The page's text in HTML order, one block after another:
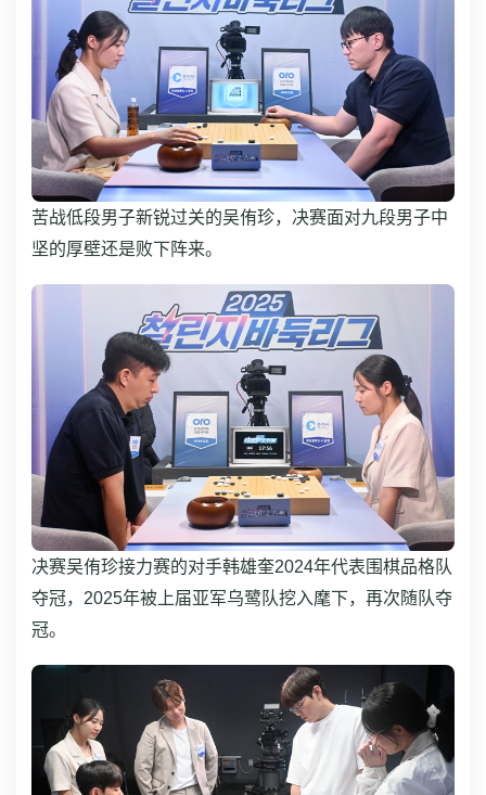
苦战低段男子新锐过关的吴侑珍，决赛面对九段男子中
坚的厚壁还是败下阵来。
决赛吴侑珍接力赛的对手韩雄奎2024年代表围棋品格队
夺冠，2025年被上届亚军乌鹭队挖入麾下，再次随队夺
冠。